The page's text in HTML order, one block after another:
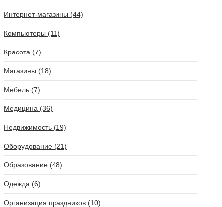
Интернет-магазины (44)
Компьютеры (11)
Красота (7)
Магазины (18)
Мебель (7)
Медицина (36)
Недвижимость (19)
Оборудование (21)
Образование (48)
Одежда (6)
Организация праздников (10)